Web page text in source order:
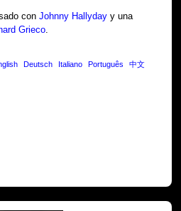
conJohnny Hallyday y una
Grieco.
Deutsch Italiano Português 中文